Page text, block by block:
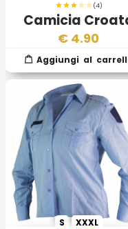
(4)
Camicia
Woodland
Lunga Usata
€ 4.90
S XXXL